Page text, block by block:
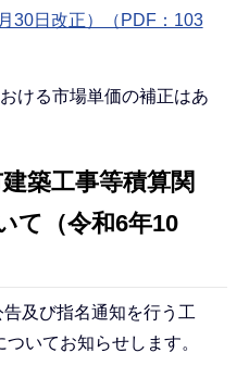
30日改正）（PDF：103
ける市場単価の補正はあ
築工事等積算関
て（令和6年10
及び指名通知を行う工
いてお知らせします。